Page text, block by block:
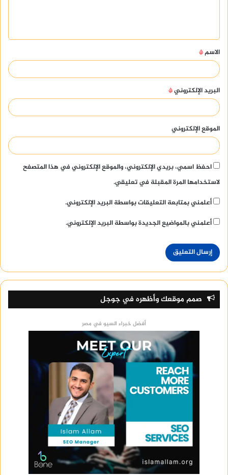
ق
*
الاسم*
البريد الإلكتروني*
الموقع الإلكتروني
احفظ اسمي، بريدي الإلكتروني، والموقع الإلكتروني في هذا المتصفح
لاستخدامها المرة المقبلة في تعليقي.
أعلمني بمتابعة التعليقات بواسطة البريد الإلكتروني.
أعلمني بالمواضيع الجديدة بواسطة البريد الإلكتروني.
صمم موقعك وأظهره في جوجل
أفضل خبراء السيو في مصر